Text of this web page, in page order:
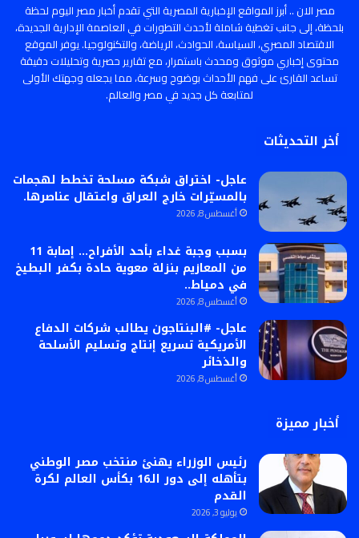
مصر الان .. أبرز المواقع الإخبارية المصرية التي تقدم أخبار مصر اليوم لحظة
بلحظة، إلى جانب تغطية شاملة لأحدث التطورات في العاصمة الإدارية الجديدة،
الاقتصاد المصري، السياسة، الحوادث، الرياضة، والتكنولوجيا. يوفر الموقع
محتوى إخباري موثوق ومحدث باستمرار، مع تقارير حصرية وتحليلات دقيقة
تساعد القارئ على فهم الأحداث بوضوح وسرعة، مما يجعله وجهتك الأولى
لمتابعة كل جديد في مصر والعالم.
أخر التحديثات
عاجل- اختراق شبكة مسلحة تخطط لهجمات
بالمسيّرات خارج العراق واعتقال عناصرها.
أغسطس 8, 2026
بسبب وجبة غداء بأحد الأفراح… إصابة 11
من المعازيم بنزلة معوية حادة بكفر البطيخ
في دمياط..
أغسطس 8, 2026
عاجل- #البنتاجون يطالب شركات الدفاع
الأمريكية تسريع إنتاج وتسليم الأسلحة
والذخائر
أغسطس 8, 2026
أخبار مميزة
رئيس الوزراء يهنئ منتخب مصر الوطني
بتأهله إلى دور الـ16 بكأس العالم لكرة
القدم
يوليو 3, 2026